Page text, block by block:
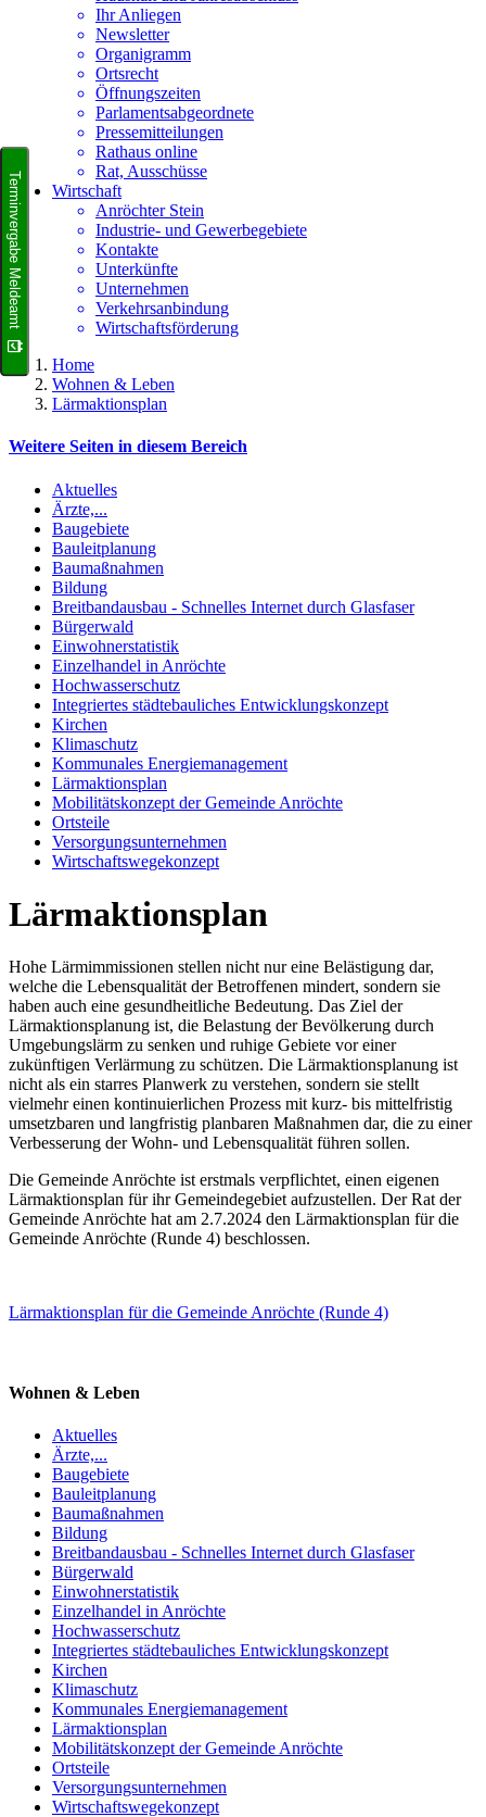
Ihr Anliegen
Newsletter
Organigramm
Ortsrecht
Öffnungszeiten
Parlamentsabgeordnete
Pressemitteilungen
Rathaus online
Rat, Ausschüsse
Wirtschaft
Anröchter Stein
Industrie- und Gewerbegebiete
Kontakte
Unterkünfte
Unternehmen
Verkehrsanbindung
Wirtschaftsförderung
Home
Wohnen & Leben
Lärmaktionsplan
Weitere Seiten in diesem Bereich
Aktuelles
Ärzte,...
Baugebiete
Bauleitplanung
Baumaßnahmen
Bildung
Breitbandausbau - Schnelles Internet durch Glasfaser
Bürgerwald
Einwohnerstatistik
Einzelhandel in Anröchte
Hochwasserschutz
Integriertes städtebauliches Entwicklungskonzept
Kirchen
Klimaschutz
Kommunales Energiemanagement
Lärmaktionsplan
Mobilitätskonzept der Gemeinde Anröchte
Ortsteile
Versorgungsunternehmen
Wirtschaftswegekonzept
Lärmaktionsplan
Hohe Lärmimmissionen stellen nicht nur eine Belästigung dar,
welche die Lebensqualität der Betroffenen mindert, sondern sie
haben auch eine gesundheitliche Bedeutung. Das Ziel der
Lärmaktionsplanung ist, die Belastung der Bevölkerung durch
Umgebungslärm zu senken und ruhige Gebiete vor einer
zukünftigen Verlärmung zu schützen. Die Lärmaktionsplanung ist
nicht als ein starres Planwerk zu verstehen, sondern sie stellt
vielmehr einen kontinuierlichen Prozess mit kurz- bis mittelfristig
umsetzbaren und langfristig planbaren Maßnahmen dar, die zu einer
Verbesserung der Wohn- und Lebensqualität führen sollen.
Die Gemeinde Anröchte ist erstmals verpflichtet, einen eigenen
Lärmaktionsplan für ihr Gemeindegebiet aufzustellen. Der Rat der
Gemeinde Anröchte hat am 2.7.2024 den Lärmaktionsplan für die
Gemeinde Anröchte (Runde 4) beschlossen.
Lärmaktionsplan für die Gemeinde Anröchte (Runde 4)
Wohnen & Leben
Aktuelles
Ärzte,...
Baugebiete
Bauleitplanung
Baumaßnahmen
Bildung
Breitbandausbau - Schnelles Internet durch Glasfaser
Bürgerwald
Einwohnerstatistik
Einzelhandel in Anröchte
Hochwasserschutz
Integriertes städtebauliches Entwicklungskonzept
Kirchen
Klimaschutz
Kommunales Energiemanagement
Lärmaktionsplan
Mobilitätskonzept der Gemeinde Anröchte
Ortsteile
Versorgungsunternehmen
Wirtschaftswegekonzept
Terminvergabe Meldeamt